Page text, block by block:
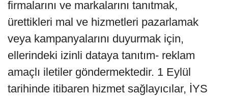
firmalarını ve markalarını tanıtmak,
ürettikleri mal ve hizmetleri pazarlamak
veya kampanyalarını duyurmak için,
ellerindeki izinli dataya tanıtım- reklam
amaçlı iletiler göndermektedir. 1 Eylül
tarihinde itibaren hizmet sağlayıcılar, İYS